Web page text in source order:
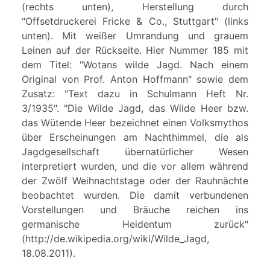
(rechts unten), Herstellung durch
"Offsetdruckerei Fricke & Co., Stuttgart" (links
unten). Mit weißer Umrandung und grauem
Leinen auf der Rückseite. Hier Nummer 185 mit
dem Titel: "Wotans wilde Jagd. Nach einem
Original von Prof. Anton Hoffmann" sowie dem
Zusatz: "Text dazu in Schulmann Heft Nr.
3/1935". "Die Wilde Jagd, das Wilde Heer bzw.
das Wütende Heer bezeichnet einen Volksmythos
über Erscheinungen am Nachthimmel, die als
Jagdgesellschaft übernatürlicher Wesen
interpretiert wurden, und die vor allem während
der Zwölf Weihnachtstage oder der Rauhnächte
beobachtet wurden. Die damit verbundenen
Vorstellungen und Bräuche reichen ins
germanische Heidentum zurück"
(http://de.wikipedia.org/wiki/Wilde_Jagd,
18.08.2011).